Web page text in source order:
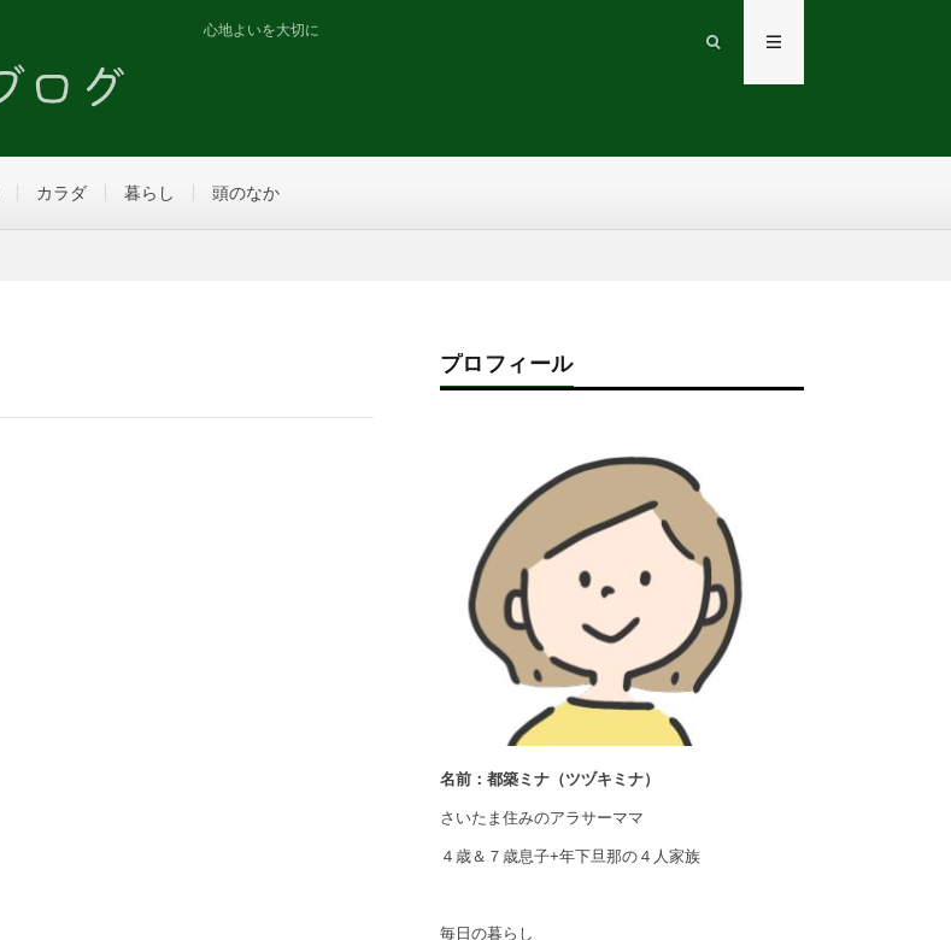
心地よいを大切に
カラダ 暮らし 頭のなか
プロフィール
名前：都築ミナ（ツヅキミナ）
さいたま住みのアラサーママ
４歳＆７歳息子+年下旦那の４人家族
毎日の暮らし